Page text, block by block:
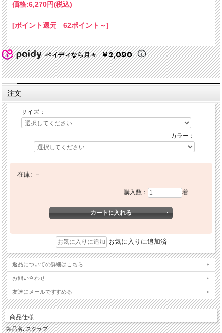
価格:6,270円(税込)
[ポイント還元 62ポイント～]
ペイディなら月々 ￥2,090
注文
サイズ：
カラー：
在庫: －
購入数： 着
お気に入りに追加済
返品についての詳細はこちら
お問い合わせ
友達にメールですすめる
商品仕様
製品名: スクラブ